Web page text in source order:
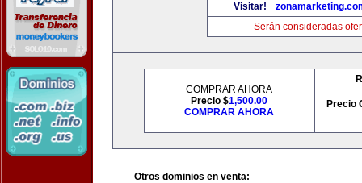
Visitar!
Serán consideradas
COMPRAR AHORA
Precio $1,500.00
COMPRAR AHORA
Precio
Otros dominios en venta: